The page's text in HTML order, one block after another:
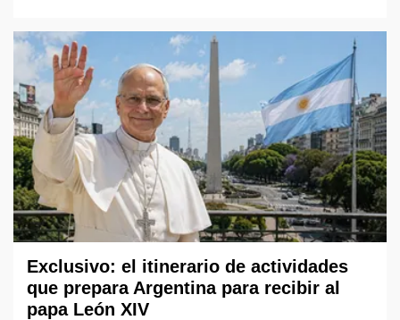
Exclusivo: el itinerario de actividades
que prepara Argentina para recibir al
papa León XIV